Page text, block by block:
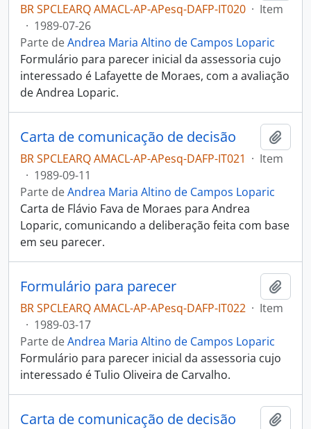
BR SPCLEARQ AMACL-AP-APesq-DAFP-IT020 · Item
· 1989-07-26
Parte deAndrea Maria Altino de Campos Loparic
Formulário para parecer inicial da assessoria cujo
interessado é Lafayette de Moraes, com a avaliação
de Andrea Loparic.
Carta de comunicação de decisão
BR SPCLEARQ AMACL-AP-APesq-DAFP-IT021 · Item
· 1989-09-11
Parte deAndrea Maria Altino de Campos Loparic
Carta de Flávio Fava de Moraes para Andrea
Loparic, comunicando a deliberação feita com base
em seu parecer.
Formulário para parecer
BR SPCLEARQ AMACL-AP-APesq-DAFP-IT022 · Item
· 1989-03-17
Parte deAndrea Maria Altino de Campos Loparic
Formulário para parecer inicial da assessoria cujo
interessado é Tulio Oliveira de Carvalho.
Carta de comunicação de decisão